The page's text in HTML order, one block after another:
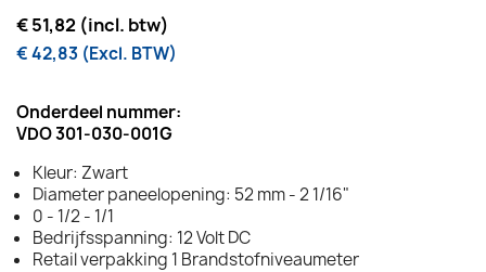
€ 51,82 (incl. btw)
€ 42,83 (Excl. BTW)
Onderdeel nummer:
VDO 301-030-001G
Kleur: Zwart
Diameter paneelopening: 52 mm - 2 1/16"
0 - 1/2 - 1/1
Bedrijfsspanning: 12 Volt DC
Retail verpakking 1 Brandstofniveaumeter